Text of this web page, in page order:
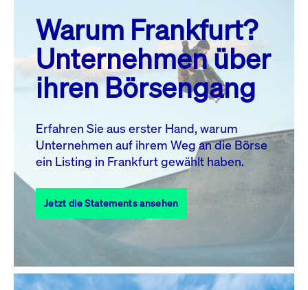
MO. DI. MI. DO. FR. SA. SO.
1
2
3
4 5 6 7 8
10 11 13 14
17
18 19 20 21 22
23
27 28
31
Alle Events
Warum Frankfurt?
Unternehmen über
ihren Börsengang
Erfahren Sie aus erster Hand, warum
Unternehmen auf ihrem Weg an die Börse
ein Listing in Frankfurt gewählt haben.
Jetzt die Statements ansehen